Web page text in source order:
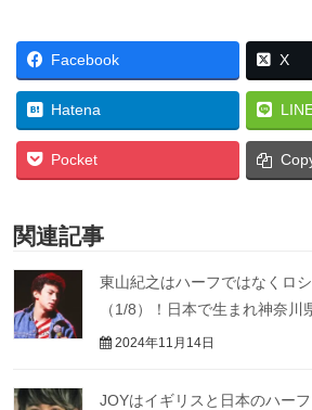
Facebook X
Hatena
Pocket
関連記事
東山紀之はハーフではなくロ
（1/8）！日本で生まれ神奈川
2024年11月14日
JOYはイギリスと日本のハー